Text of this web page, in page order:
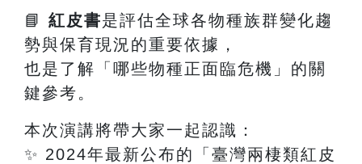
📘 紅皮書是評估全球各物種族群變化趨
勢與保育現況的重要依據，
也是了解「哪些物種正面臨危機」的關
鍵參考。
本次演講將帶大家一起認識：
✨ 2024年最新公布的「臺灣兩棲類紅皮